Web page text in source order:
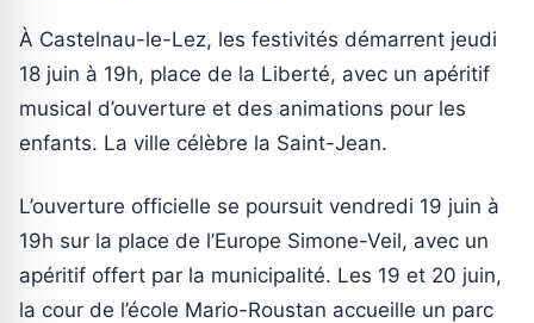
À Castelnau-le-Lez, les festivités démarrent jeudi
18 juin à 19h, place de la Liberté, avec un apéritif
musical d’ouverture et des animations pour les
enfants. La ville célèbre la Saint-Jean.
L’ouverture officielle se poursuit vendredi 19 juin à
19h sur la place de l’Europe Simone-Veil, avec un
apéritif offert par la municipalité. Les 19 et 20 juin,
la cour de l’école Mario-Roustan accueille un parc